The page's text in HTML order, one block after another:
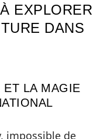
EXPLORER
DANS
ET LA MAGIE
impossible de